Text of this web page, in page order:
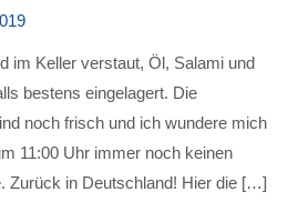
im Keller verstaut, Öl, Salami und
bestens eingelagert. Die
noch frisch und ich wundere mich
11:00 Uhr immer noch keinen
Zurück in Deutschland! Hier die […]